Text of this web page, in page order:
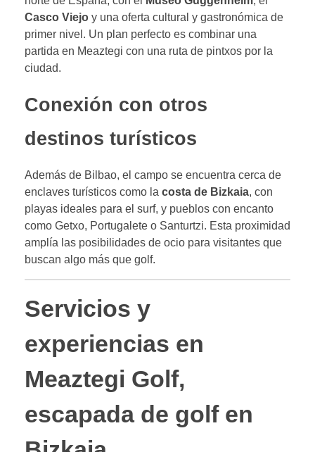
Casco Viejo y una oferta cultural y gastronómica de
primer nivel. Un plan perfecto es combinar una
partida en Meaztegi con una ruta de pintxos por la
ciudad.
Conexión con otros
destinos turísticos
Además de Bilbao, el campo se encuentra cerca de
enclaves turísticos como la costa de Bizkaia, con
playas ideales para el surf, y pueblos con encanto
como Getxo, Portugalete o Santurtzi. Esta proximidad
amplía las posibilidades de ocio para visitantes que
buscan algo más que golf.
Servicios y
experiencias en
Meaztegi Golf,
escapada de golf en